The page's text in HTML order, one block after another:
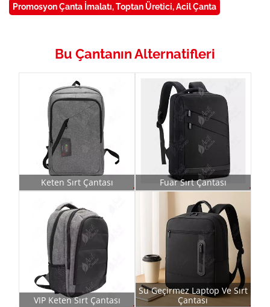
Bu Çantanın Alternatifleri
Keten Sırt Çantası Fuar Sırt Çantası
VIP Keten Sırt Çantası
Su Geçirmez Laptop Ve Sırt
Çantası
Promosyon Çanta İmalatı, Toptan Üretici, Acil Çanta